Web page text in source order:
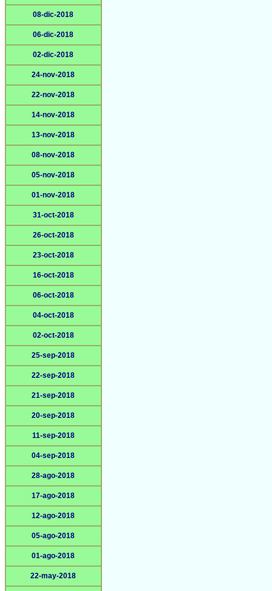
08-dic-2018
06-dic-2018
02-dic-2018
24-nov-2018
22-nov-2018
14-nov-2018
13-nov-2018
08-nov-2018
05-nov-2018
01-nov-2018
31-oct-2018
26-oct-2018
23-oct-2018
16-oct-2018
06-oct-2018
04-oct-2018
02-oct-2018
25-sep-2018
22-sep-2018
21-sep-2018
20-sep-2018
11-sep-2018
04-sep-2018
28-ago-2018
17-ago-2018
12-ago-2018
05-ago-2018
01-ago-2018
22-may-2018